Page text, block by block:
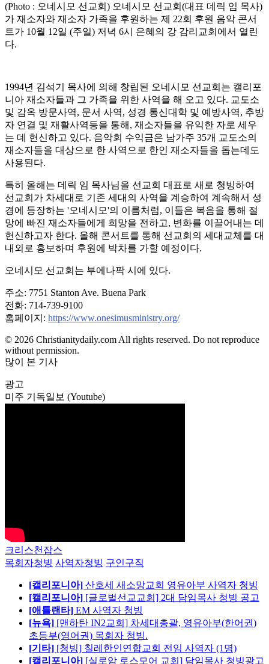
(Photo : 오네시모 선교회) 오네시모 선교회(대표 데릭 임 목사)
가 재소자와 재소자 가족을 후원하는 제 22회 후원 음악 콘서
트가 10월 12일 (주일) 저녁 6시 은혜의 강 감리교회에서 열린
다.
1994년 김석기 목사에 의해 창립된 오네시모 선교회는 캘리포
니아 재소자들과 그 가족을 위한 사역을 해 오고 있다. 교도소
및 감옥 방문사역, 문서 사역, 성경 통신대학 및 예방사역, 추방
자 연결 및 재활사역등을 통해, 재소자들을 유익한 자로 세우
는 데 헌신하고 있다. 음악회 수익금은 남가주 35개 교도소의
재소자들을 대상으로 한 사역으로 한인 재소자들을 돕는데도
사용된다.
특히 올해는 데릭 임 목사님을 선교회 대표로 새로 청빙하여
선교회가 차세대로 기존 세대의 사역을 계승하여 계속해서 성
경에 등장하는 '오네시모'의 이름처럼, 이들은 복음을 통해 절
망에 빠진 재소자들에게 희망을 전하고, 변화를 이끌어내는 데
헌신하고자 한다. 올해 콘서트를 통해 선교회의 세대교체를 대
내외로 홍보하며 후원에 박차를 가할 예정이다.
오네시모 선교회는 부에나팍 시에 있다.
주소: 7751 Stanton Ave. Buena Park
전화: 714-739-9100
홈페이지: https://www.onesimusministry.org/
© 2026 Christianitydaily.com All rights reserved. Do not reproduce
without permission.
많이 본 기사
광고
미주 기독일보 (Youtube)
크리스천잡스
목회자청빙 사역자청빙 구인구직
[캘리포니아] 산호세 새소망교회 영유아부 사역자 청빙
[캘리포니아] [글로벌선교교회] 2대 담임목사 청빙 공고
[애틀랜타] EM 사역자 청빙
[뉴욕] [맨하탄 IN2교회] 차세대총괄, 영유아부(한어권)
초등부(영어권) 목회자 청빙.
[기타] [청빙] 칠레한인연합교회 전임 사역자 (1명)
[캘리포니아] [실로암 로스모어 교회] 담임목사 청빙광고